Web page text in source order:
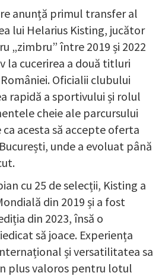
anunță primul transfer al
lui Helarius Kisting, jucător
„zimbru” între 2019 și 2022
la cucerirea a două titluri
Oficialii clubului
rapidă a sportivului și rolul
cheie ale parcursului
acesta să accepte oferta
unde a evoluat până
cu 25 de selecții, Kisting a
din 2019 și a fost
din 2023, însă o
să joace. Experiența
și versatilitatea sa
plus valoros pentru lotul